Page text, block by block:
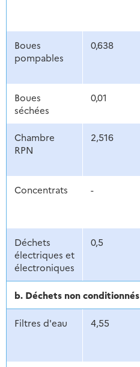
Boues
pompables
0,638
Boues
séchées
0,01
Chambre
RPN
2,516
Concentrats -
Déchets
électriques et
électroniques
0,5
b. Déchets non conditionnés
Filtres d'eau 4,55